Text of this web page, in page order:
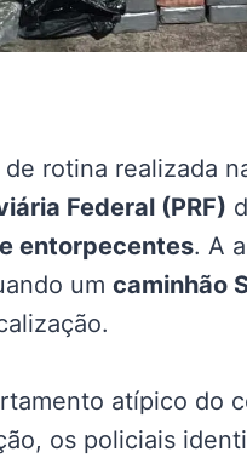
rotina realizada
Federal (PRF)
entorpecentes. A
um caminhão
atípico do
os policiais